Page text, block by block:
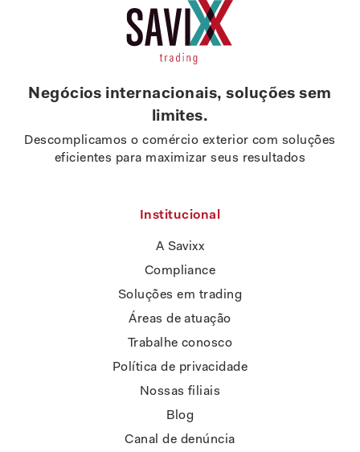
Negócios internacionais, soluções sem
limites.
Descomplicamos o comércio exterior com soluções
eficientes para maximizar seus resultados
Institucional
A Savixx
Compliance
Soluções em trading
Áreas de atuação
Trabalhe conosco
Política de privacidade
Nossas filiais
Blog
Canal de denúncia